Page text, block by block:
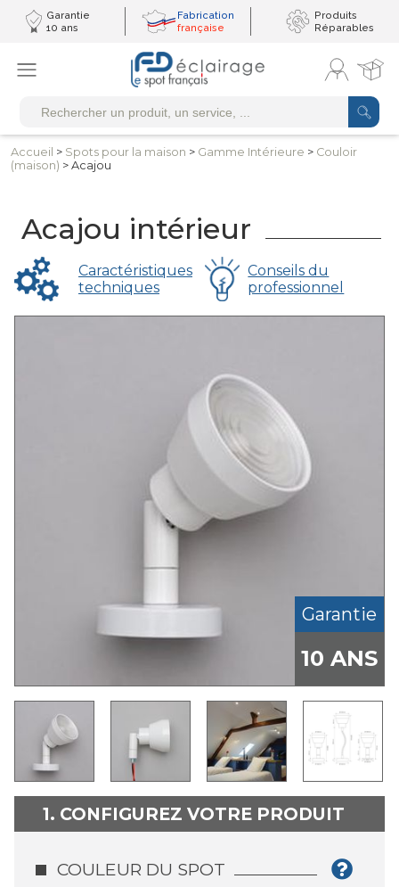
Garantie
10 ans
Fabrication
française
Produits
Réparables
Accueil > Spots pour la maison > Gamme Intérieure > Couloir
(maison) > Acajou
Acajou intérieur
Caractéristiques
techniques
Conseils du
professionnel
Garantie
10 ANS
1. CONFIGUREZ VOTRE PRODUIT
COULEUR DU SPOT